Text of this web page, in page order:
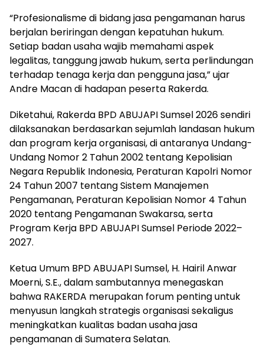
“Profesionalisme di bidang jasa pengamanan harus
berjalan beriringan dengan kepatuhan hukum.
Setiap badan usaha wajib memahami aspek
legalitas, tanggung jawab hukum, serta perlindungan
terhadap tenaga kerja dan pengguna jasa,” ujar
Andre Macan di hadapan peserta Rakerda.
Diketahui, Rakerda BPD ABUJAPI Sumsel 2026 sendiri
dilaksanakan berdasarkan sejumlah landasan hukum
dan program kerja organisasi, di antaranya Undang-
Undang Nomor 2 Tahun 2002 tentang Kepolisian
Negara Republik Indonesia, Peraturan Kapolri Nomor
24 Tahun 2007 tentang Sistem Manajemen
Pengamanan, Peraturan Kepolisian Nomor 4 Tahun
2020 tentang Pengamanan Swakarsa, serta
Program Kerja BPD ABUJAPI Sumsel Periode 2022–
2027.
Ketua Umum BPD ABUJAPI Sumsel, H. Hairil Anwar
Moerni, S.E., dalam sambutannya menegaskan
bahwa RAKERDA merupakan forum penting untuk
menyusun langkah strategis organisasi sekaligus
meningkatkan kualitas badan usaha jasa
pengamanan di Sumatera Selatan.